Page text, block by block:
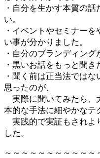
・自分を生かす本質の
い。
・イベントやセミナー
い事が分かりました。
・自分のブランディング
・黒いお話をもっと聞き
・聞く前は正当法では
思ったのが、
実際に聞いてみたら、
本的な手法に細やかなテ
実践的で実証もされよ
した。
～～～～～～～～～～～